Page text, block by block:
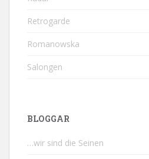
Retrogarde
Romanowska
Salongen
BLOGGAR
…wir sind die Seinen